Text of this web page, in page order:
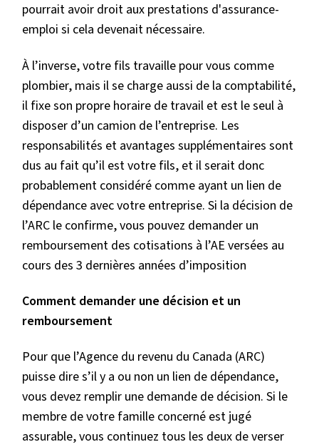
pourrait avoir droit aux prestations d'assurance-
emploi si cela devenait nécessaire.
À l’inverse, votre fils travaille pour vous comme
plombier, mais il se charge aussi de la comptabilité,
il fixe son propre horaire de travail et est le seul à
disposer d’un camion de l’entreprise. Les
responsabilités et avantages supplémentaires sont
dus au fait qu’il est votre fils, et il serait donc
probablement considéré comme ayant un lien de
dépendance avec votre entreprise. Si la décision de
l’ARC le confirme, vous pouvez demander un
remboursement des cotisations à l’AE versées au
cours des 3 dernières années d’imposition
Comment demander une décision et un
remboursement
Pour que l’Agence du revenu du Canada (ARC)
puisse dire s’il y a ou non un lien de dépendance,
vous devez remplir une demande de décision. Si le
membre de votre famille concerné est jugé
assurable, vous continuez tous les deux de verser